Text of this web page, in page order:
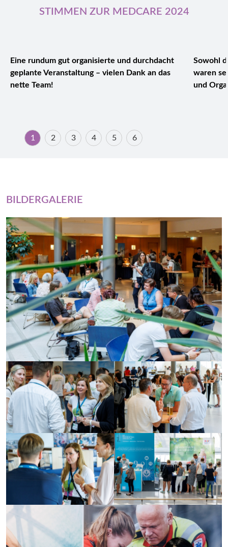
STIMMEN ZUR MEDCARE 2024
Eine rundum gut organisierte und durchdacht
geplante Veranstaltung – vielen Dank an das
nette Team!
Sowohl
waren
und
1 2 3 4 5 6
BILDERGALERIE